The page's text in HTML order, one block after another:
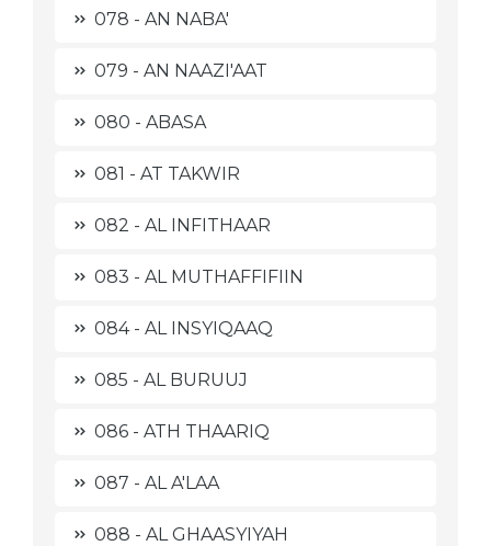
078 - AN NABA'
079 - AN NAAZI'AAT
080 - ABASA
081 - AT TAKWIR
082 - AL INFITHAAR
083 - AL MUTHAFFIFIIN
084 - AL INSYIQAAQ
085 - AL BURUUJ
086 - ATH THAARIQ
087 - AL A'LAA
088 - AL GHAASYIYAH